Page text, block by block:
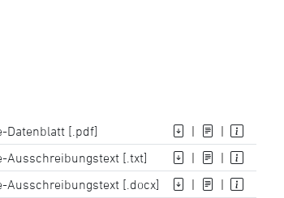
Datenblatt [.pdf] |
|
[.txt]
|
|
[.docx]
|
|